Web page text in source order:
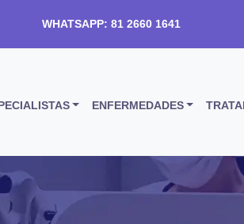
WHATSAPP: 81 2660 1641
ENFERMEDADES